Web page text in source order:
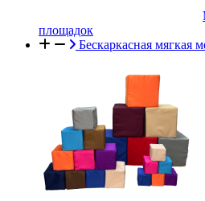
площадок
Бескаркасная мягкая